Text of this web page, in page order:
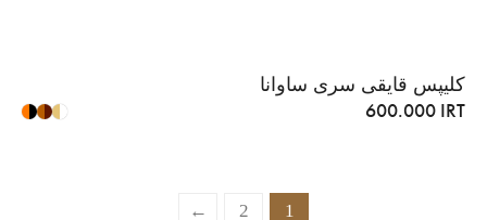
کلیپس قایقی سری ساوانا
600.000 IRT
1
2
←